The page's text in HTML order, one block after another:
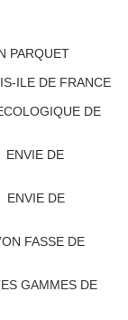
PARQUET
FRANCE
DE
DE
ENVIE DE
FASSE DE
GAMMES DE